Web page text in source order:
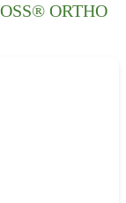
ORTHO